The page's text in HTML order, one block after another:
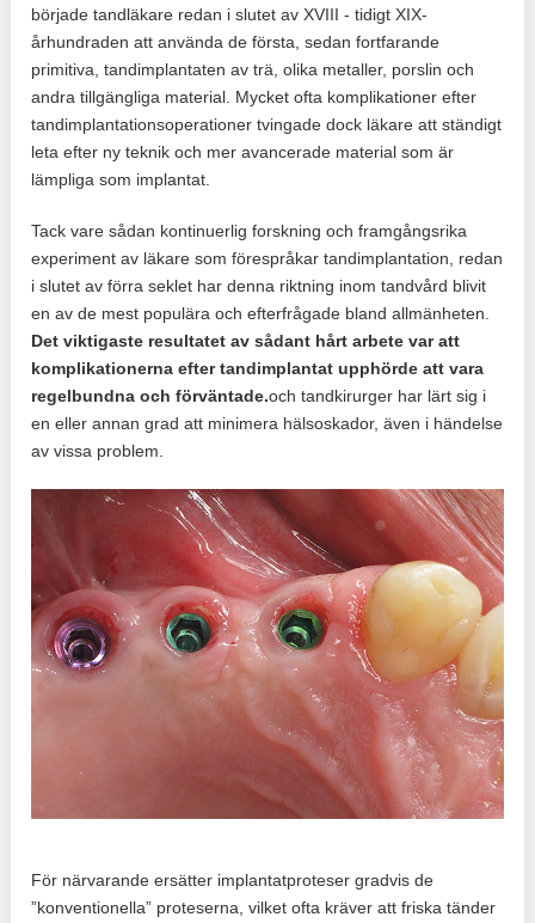
började tandläkare redan i slutet av XVIII - tidigt XIX-
århundraden att använda de första, sedan fortfarande
primitiva, tandimplantaten av trä, olika metaller, porslin och
andra tillgängliga material. Mycket ofta komplikationer efter
tandimplantationsoperationer tvingade dock läkare att ständigt
leta efter ny teknik och mer avancerade material som är
lämpliga som implantat.
Tack vare sådan kontinuerlig forskning och framgångsrika
experiment av läkare som förespråkar tandimplantation, redan
i slutet av förra seklet har denna riktning inom tandvård blivit
en av de mest populära och efterfrågade bland allmänheten.
Det viktigaste resultatet av sådant hårt arbete var att
komplikationerna efter tandimplantat upphörde att vara
regelbundna och förväntade.och tandkirurger har lärt sig i
en eller annan grad att minimera hälsoskador, även i händelse
av vissa problem.
För närvarande ersätter implantatproteser gradvis de
”konventionella” proteserna, vilket ofta kräver att friska tänder